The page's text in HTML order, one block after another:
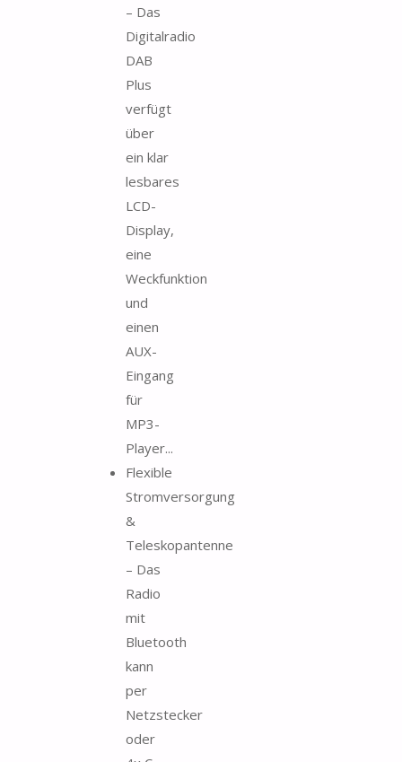
– Das
Digitalradio
DAB
Plus
verfügt
über
ein klar
lesbares
LCD-
Display,
eine
Weckfunktion
und
einen
AUX-
Eingang
für
MP3-
Player...
Flexible
Stromversorgung
&
Teleskopantenne
– Das
Radio
mit
Bluetooth
kann
per
Netzstecker
oder